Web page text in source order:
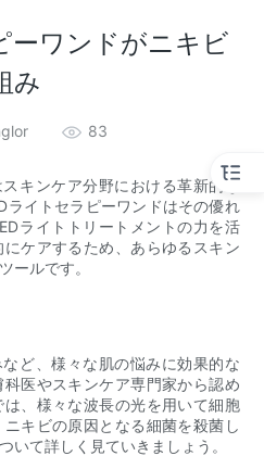
ーワンドがニキビ
み
83
キンケア分野における革新的な
ライトセラピーワンドはその優れ
ライトトリートメントの力を活
ケアするため、あらゆるスキン
ールです。
ど、様々な肌の悩みに効果的な
医やスキンケア専門家から認め
、様々な波長の光を用いて細胞
キビの原因となる細菌を殺菌し
いて詳しく見ていきましょう。